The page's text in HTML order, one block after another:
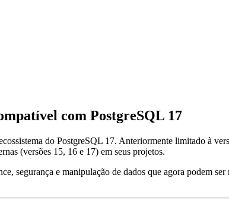
com PostgreSQL 17
do PostgreSQL 17. Anteriormente limitado à
(versões 15, 16 e 17) em seus projetos.
segurança e manipulação de dados que agora podem